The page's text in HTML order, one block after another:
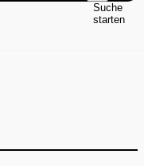
Suche
starten